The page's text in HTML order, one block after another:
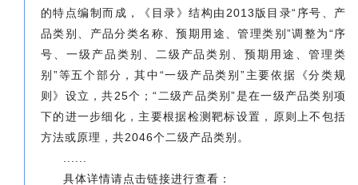
的特点编制而成，《目录》结构由2013版目录“序号、产
品类别、产品分类名称、预期用途、管理类别”调整为“序
号、一级产品类别、二级产品类别、预期用途、管理类
别”等五个部分，其中“一级产品类别”主要依据《分类规
则》设立，共25个；“二级产品类别”是在一级产品类别项
下的进一步细化，主要根据检测靶标设置，原则上不包括
方法或原理，共2046个二级产品类别。
具体详情请点击链接进行查看：